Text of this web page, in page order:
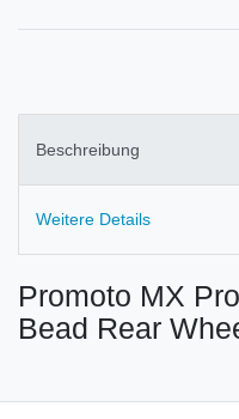
Beschreibung
Weitere Details
Promoto MX
Bead Rear